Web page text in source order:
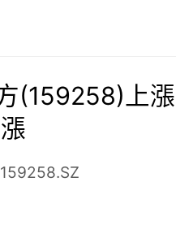
(159258)上
159258.SZ